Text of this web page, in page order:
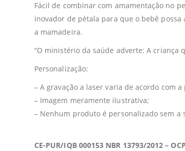
Fácil de combinar com amamentação no
inovador de pétala para que o bebê
a mamadeira.
“O ministério da saúde adverte: A
Personalização:
– A gravação a laser varia de acordo com
– Imagem meramente ilustrativa;
– Nenhum produto é personalizado sem
CE-PUR/IQB 000153 NBR 13793/2012 –